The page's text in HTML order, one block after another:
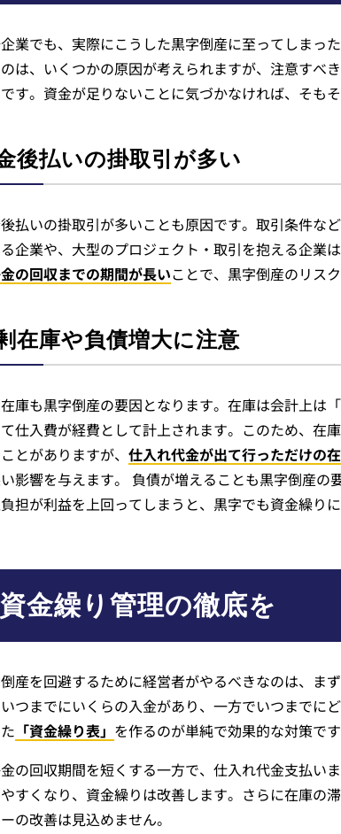
業でも、実際にこうした黒字倒産に至ってしまっ
は、いくつかの原因が考えられますが、注意すべ
す。資金が足りないことに気づかなければ、そも
後払いの掛取引が多い
払いの掛取引が多いことも原因です。取引条件な
企業や、大型のプロジェクト・取引を抱える企業
の回収までの期間が長いことで、黒字倒産のリス
在庫や負債増大に注意
庫も黒字倒産の要因となります。在庫は会計上は
仕入費が経費として計上されます。このため、在
とがありますが、 仕入れ代金が出て行っただけの
影響を与えます。 負債が増えることも黒字倒産の
担が利益を上回ってしまうと、黒字でも資金繰り
資金繰り管理の徹底を
産を回避するために経営者がやるべきなのは、ま
つまでにいくらの入金があり、一方でいつまでに
「資金繰り表」 を作るのが単純で効果的な対策です
の回収期間を短くする一方で、仕入れ代金支払い
すくなり、資金繰りは改善します。さらに在庫の
の改善は見込めません。